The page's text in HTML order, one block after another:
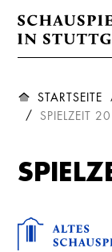
STARTSEITE
SPIELZEIT